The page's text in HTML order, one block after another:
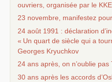
ouvriers, organisée par le KKE
23 novembre, manifestez
24 août 1991 : déclaration
« Un quart de siècle qui a
Georges Kryuchkov
24 ans après, on n’oublie
30 ans après les accords